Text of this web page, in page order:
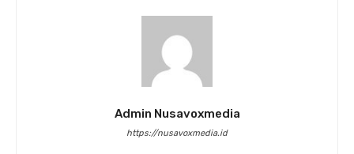
Admin Nusavoxmedia
https://nusavoxmedia.id